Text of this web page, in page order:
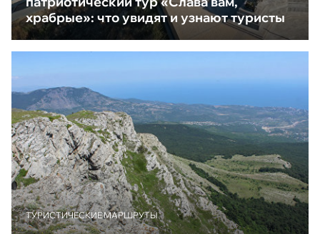
храбрые»: что увидят и узнают туристы
ТУРИСТИЧЕСКИЕ МАРШРУТЫ